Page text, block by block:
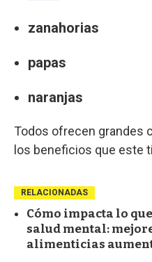
zanahorias
papas
naranjas
Todos ofrecen grandes
los beneficios que este
RELACIONADAS
Cómo impacta lo
salud mental:
alimenticias